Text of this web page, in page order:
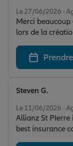
Le 27/06/2026 -
Merci
lors de la
Le 11/06/2026 -
Allianz St
best insurance
them ! I had no
Steven G.